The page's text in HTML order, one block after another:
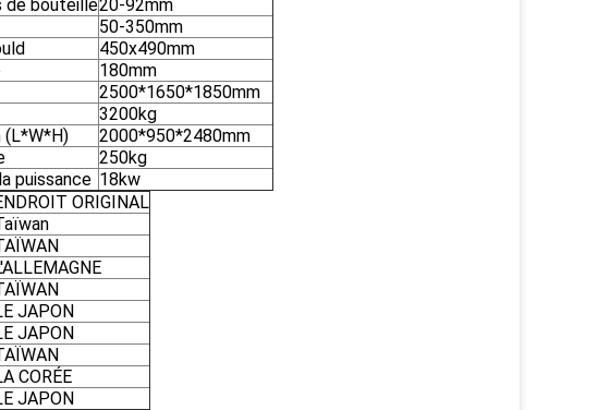
de bouteille20-92mm
50-350mm
450x490mm
180mm
2500*1650*1850mm
3200kg
(L*W*H)
2000*950*2480mm
250kg
puissance 18kw
ORIGINAL
JAPON
JAPON
CORÉE
JAPON